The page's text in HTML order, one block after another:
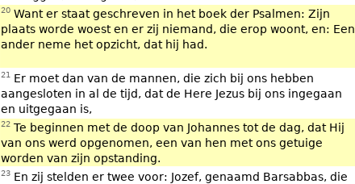
20 Want er staat geschreven in het boek der Psalmen: Zijn
plaats worde woest en er zij niemand, die erop woont, en: Een
ander neme het opzicht, dat hij had.
21 Er moet dan van de mannen, die zich bij ons hebben
aangesloten in al de tijd, dat de Here Jezus bij ons ingegaan
en uitgegaan is,
22 Te beginnen met de doop van Johannes tot de dag, dat Hij
van ons werd opgenomen, een van hen met ons getuige
worden van zijn opstanding.
23 En zij stelden er twee voor: Jozef, genaamd Barsabbas, die